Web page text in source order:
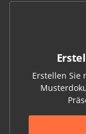
Erstellen Sie